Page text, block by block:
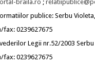
braila.ro ;
publice: Serbu
fax: 0239627675
Legii nr.52/2003
fax: 0239627675